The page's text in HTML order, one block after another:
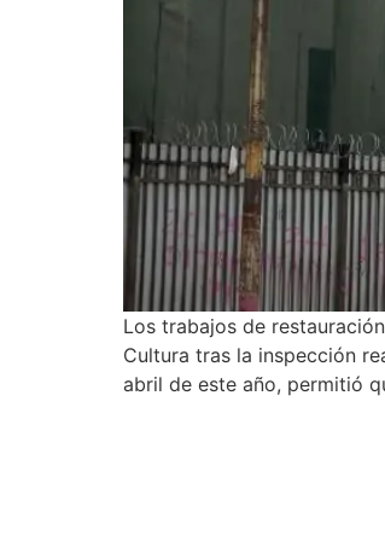
Los trabajos de
Cultura tras la inspección
abril de este año, permitió